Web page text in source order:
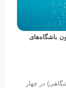
باشگاه‌های
در چهار